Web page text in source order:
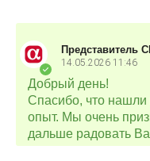
Представитель
14.05.2026 11:46
Добрый день!
Спасибо, что нашли
опыт. Мы очень
дальше радовать